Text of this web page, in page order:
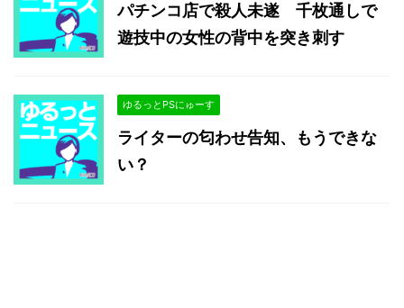
パチンコ店で殺人未遂 千枚通しで
遊技中の女性の背中を突き刺す
ゆるっとPSにゅーす
ライターの匂わせ告知、もうできな
い？